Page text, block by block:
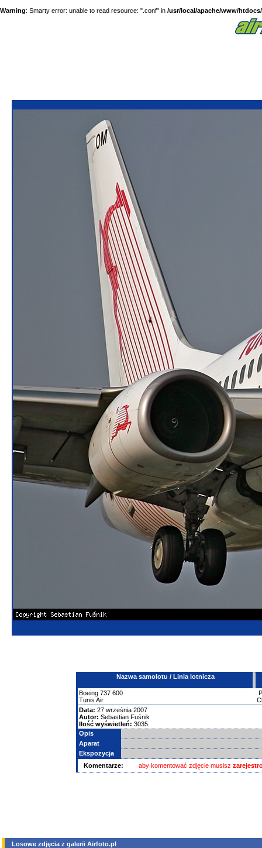
Warning: Smarty error: unable to read resource: ".conf" in /usr/local/apache/www/
Nazwa samolotu / Linia lotnicza
Boeing 737 600
Tunis Air
Data: 27 września 2007
Autor: Sebastian Fuśnik
Ilość wyświetleń: 3035
Opis
Aparat
Ekspozycja
Komentarze:
aby komentować zdjęcie musisz
Losowe zdjęcia z galerii Airfoto.pl